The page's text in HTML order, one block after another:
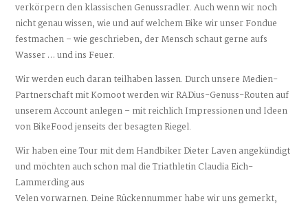
verkörpern den klassischen Genussradler. Auch wenn wir noch
nicht genau wissen, wie und auf welchem Bike wir unser Fondue
festmachen–wie geschrieben, der Mensch schaut gerne aufs
Wasser … und ins Feuer.
Wir werden euch daran teilhaben lassen. Durch unsere Medien-
Partnerschaft mit Komoot werden wir RADius-Genuss-Routen auf
unserem Account anlegen– mit reichlich Impressionen und Ideen
von BikeFood jenseits der besagten Riegel.
Wir haben eine Tour mit dem Handbiker Dieter Laven angekündigt
und möchten auch schon mal die Triathletin Claudia Eich-
Lammerding aus
Velen vorwarnen. Deine Rückennummer habe wir uns gemerkt,